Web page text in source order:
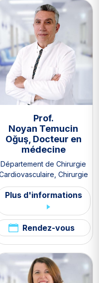
Prof.
Noyan Temucin
Oğuş, Docteur en
médecine
Département de Chirurgie
Chirurgie
mini-invasive
Plus d'informations
Rendez-vous